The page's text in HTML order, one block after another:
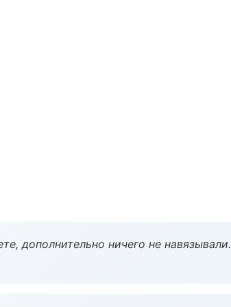
дополнительно ничего не навязывали.